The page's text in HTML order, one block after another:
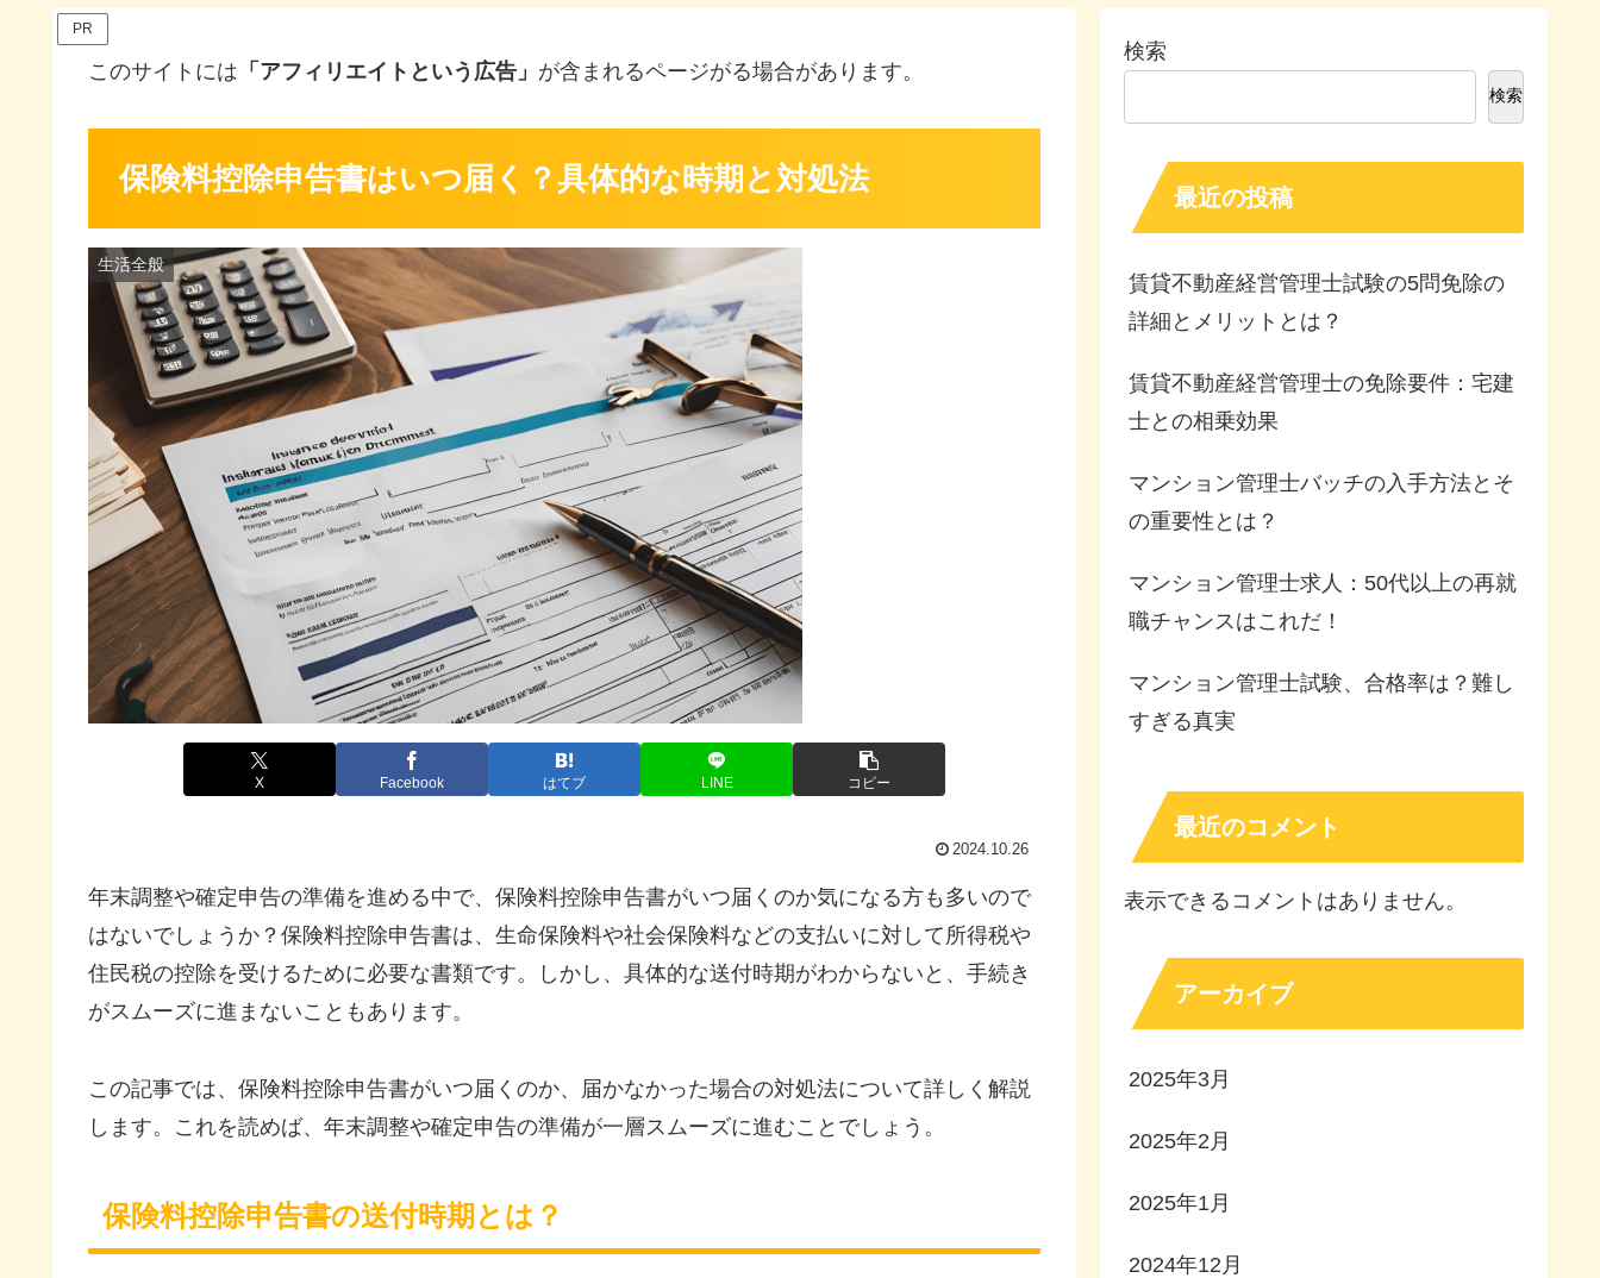
PR
このサイトには 「アフィリエイトという広告」 が含まれるページがる場合があります。
保険料控除申告書はいつ届く？具体的な時期と対処法
生活全般
X Facebook はてブ LINE コピー
2024.10.26
年末調整や確定申告の準備を進める中で、保険料控除申告書がいつ届くのか気になる方も多いので
はないでしょうか？保険料控除申告書は、生命保険料や社会保険料などの支払いに対して所得税や
住民税の控除を受けるために必要な書類です。しかし、具体的な送付時期がわからないと、手続き
がスムーズに進まないこともあります。
この記事では、保険料控除申告書がいつ届くのか、届かなかった場合の対処法について詳しく解説
します。これを読めば、年末調整や確定申告の準備が一層スムーズに進むことでしょう。
保険料控除申告書の送付時期とは？
検索
検索
最近の投稿
賃貸不動産経営管理士試験の5問免除の
詳細とメリットとは？
賃貸不動産経営管理士の免除要件：宅建
士との相乗効果
マンション管理士バッチの入手方法とそ
の重要性とは？
マンション管理士求人：50代以上の再就
職チャンスはこれだ！
マンション管理士試験、合格率は？難し
すぎる真実
最近のコメント
表示できるコメントはありません。
アーカイブ
2025年3月
2025年2月
2025年1月
2024年12月